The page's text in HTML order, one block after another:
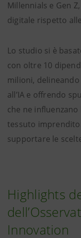
Millennials e Gen
digitale rispetto
Lo studio si è
con oltre 10
milioni,
all’IA e offrendo
che ne influenzano
tessuto
supportare le
Highlights
Innovation